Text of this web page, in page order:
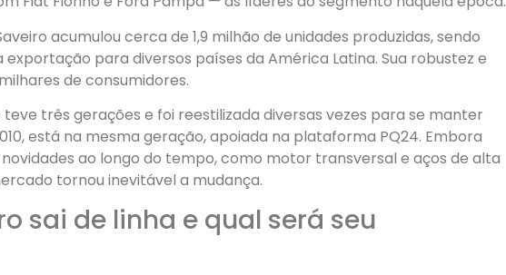
acumulou cerca de 1,9 milhão de unidades produzidas, sendo
exportação para diversos países da América Latina. Sua robustez e
de consumidores.
teve três gerações e foi reestilizada diversas vezes para se manter
está na mesma geração, apoiada na plataforma PQ24. Embora
ao longo do tempo, como motor transversal e aços de alta
tornou inevitável a mudança.
sai de linha e qual será seu